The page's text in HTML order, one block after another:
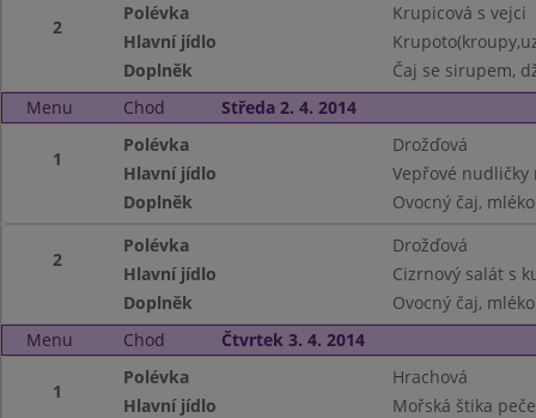
2
Polévka
Krupicová s vejci
Hlavní jídlo
Doplněk
Čaj se sirupem,
Menu
Chod Středa 2. 4. 2014
1
Polévka
Drožďová
Hlavní jídlo
Vepřové nudličky
Doplněk
Ovocný čaj, mléko
2
Polévka
Drožďová
Hlavní jídlo
Cizrnový salát s
Doplněk
Ovocný čaj, mléko
Menu
Chod Čtvrtek 3. 4. 2014
1
Polévka
Hrachová
Hlavní jídlo
Mořská štika